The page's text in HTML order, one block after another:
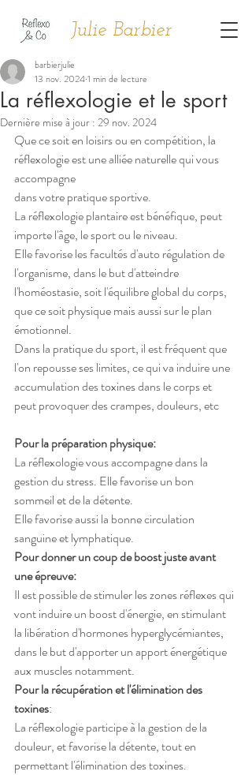
Julie Barbier
La réflexologie et le sport
barbierjulie
13 nov. 20241 min de lecture
Dernière mise à jour : 29 nov. 2024
Que ce soit en loisirs ou en compétition, la
réflexologie est une alliée naturelle qui vous
accompagne
dans votre pratique sportive.
La réflexologie plantaire est bénéfique, peut
importe l'âge, le sport ou le niveau.
Elle favorise les facultés d'auto régulation de
l'organisme, dans le but d'atteindre
l'homéostasie, soit l'équilibre global du corps,
que ce soit physique mais aussi sur le plan
émotionnel.
Dans la pratique du sport, il est fréquent que
l'on repousse ses limites, ce qui va induire une
accumulation des toxines dans le corps et
peut provoquer des crampes, douleurs, etc
Pour la préparation physique:
La réflexologie vous accompagne dans la
gestion du stress. Elle favorise un bon
sommeil et de la détente.
Elle favorise aussi la bonne circulation
sanguine et lymphatique.
Pour donner un coup de boost juste avant
une épreuve:
Il est possible de stimuler les zones réflexes qui
vont induire un boost d'énergie, en stimulant
la libération d'hormones hyperglycémiantes,
dans le but d'apporter un apport énergétique
aux muscles notamment.
Pour la récupération et l'élimination des
toxines:
La réflexologie participe à la gestion de la
douleur, et favorise la détente, tout en
permettant l'élimination des toxines.